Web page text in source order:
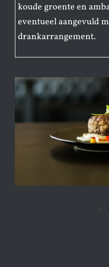
koude groente en
eventueel aangevuld
drankarrangement.